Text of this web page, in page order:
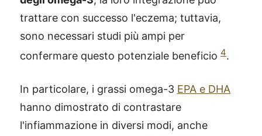
trattare con successo l'eczema; tuttavia,
sono necessari studi più ampi per
confermare questo potenziale beneficio 4.
In particolare, i grassi omega-3 EPA e DHA
hanno dimostrato di contrastare
l'infiammazione in diversi modi, anche